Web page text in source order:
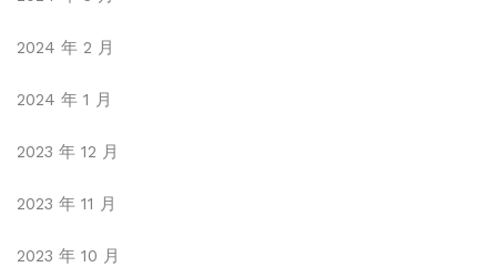
2024 年 2 月
2024 年 1 月
2023 年 12 月
2023 年 11 月
2023 年 10 月